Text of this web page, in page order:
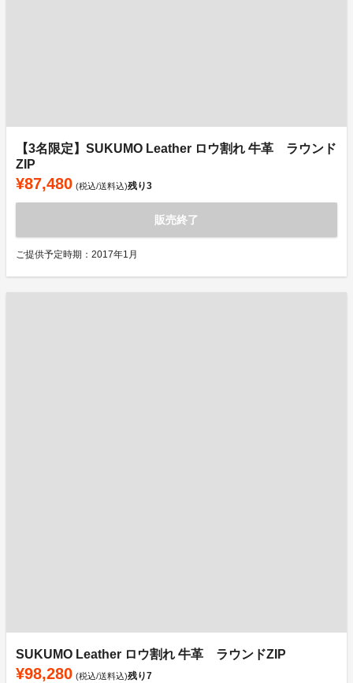
【3名限定】SUKUMO Leather ロウ割れ 牛革 ラウンド
ZIP
¥87,480 (税込/送料込)残り3
販売終了
ご提供予定時期：2017年1月
SUKUMO Leather ロウ割れ 牛革 ラウンドZIP
¥98,280 (税込/送料込)残り7